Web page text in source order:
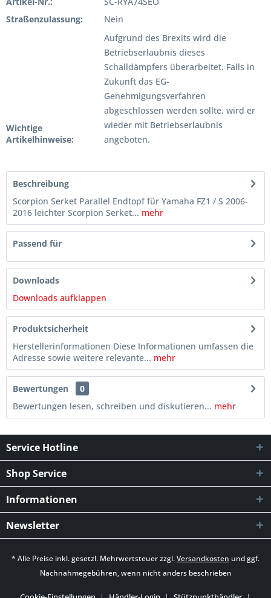
Straßenzulassung:
Nein
Wichtige
Artikelhinweise:
Aufgrund des Brexits wird die
Betriebserlaubnis dieses
Schalldämpfers überarbeitet. Falls in
Zukunft das EG-
Genehmigungsverfahren
abgeschlossen werden sollte, wird er
wieder mit Betriebserlaubnis
angeboten.
Beschreibung
Scorpion Serket Parallel Endtopf für Yamaha FZ1 / S 2006-
2016 leichter Scorpion Serket... mehr
Passend für
Downloads
Downloads aufklappen
Produktsicherheit
Herstellerinformationen Diese Informationen umfassen die
Adresse sowie weitere relevante... mehr
Bewertungen
0
Bewertungen lesen, schreiben und diskutieren... mehr
Service Hotline
Shop Service
Informationen
Newsletter
* Alle Preise inkl. gesetzl. Mehrwertsteuer zzgl.Versandkosten und ggf.
Nachnahmegebühren, wenn nicht anders beschrieben